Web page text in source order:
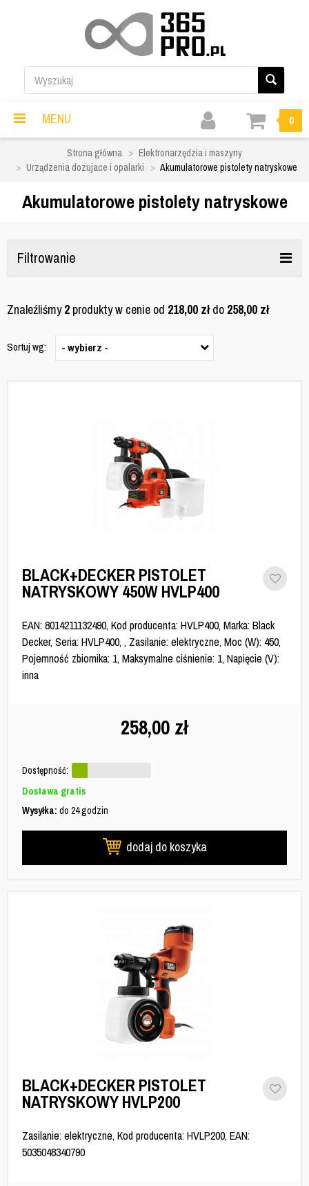
MENU 0
Strona główna
Elektronarzędzia i maszyny
Urządzenia dozujace i opalarki
Akumulatorowe pistolety natryskowe
Akumulatorowe pistolety natryskowe
Filtrowanie
Znaleźliśmy2 produkty w cenie od 218,00 złdo 258,00 zł
Sortuj wg: - wybierz -
BLACK+DECKER PISTOLET
NATRYSKOWY 450W HVLP400
EAN: 8014211132490, Kod producenta: HVLP400, Marka: Black
Decker, Seria: HVLP400, , Zasilanie: elektryczne, Moc (W): 450,
Pojemność zbiornika: 1, Maksymalne ciśnienie: 1, Napięcie (V):
inna
258,00 zł
Dostępność:
Dostawa gratis
Wysyłka: do 24 godzin
dodaj do koszyka
BLACK+DECKER PISTOLET
NATRYSKOWY HVLP200
Zasilanie: elektryczne, Kod producenta: HVLP200, EAN:
5035048340790